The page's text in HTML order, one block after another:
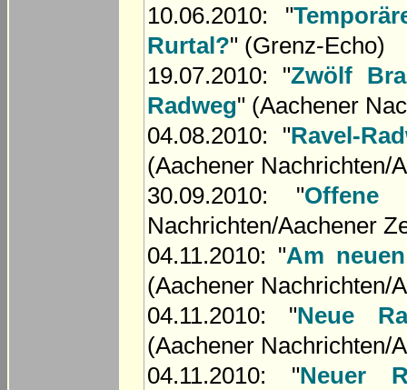
10.06.2010: "
Rurtal?" (Grenz-Echo)
19.07.2010: "Zwölf
Radweg" (Aachener
04.08.2010: "Ravel-
(Aachener Nachrichten/
30.09.2010: "Offene
Nachrichten/Aachener
04.11.2010: "Am
(Aachener Nachrichten/
04.11.2010: "Neue
(Aachener Nachrichten/
04.11.2010: "Neuer